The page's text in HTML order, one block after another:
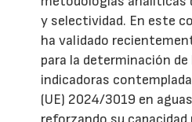
y selectividad. En este
ha validado
para la determinación
indicadoras
(UE) 2024/3019 en